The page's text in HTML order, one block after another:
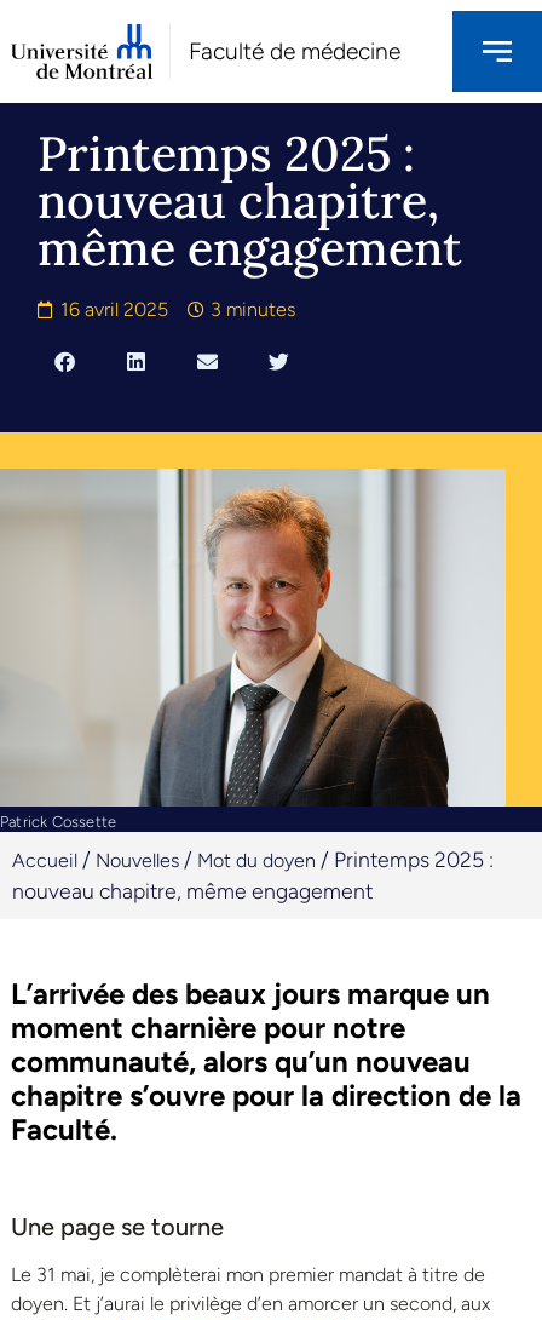
Faculté de médecine
Printemps 2025 :
nouveau chapitre,
même engagement
16 avril 2025 3 minutes
Patrick Cossette
Accueil / Nouvelles / Mot du doyen / Printemps 2025 :
nouveau chapitre, même engagement
L’arrivée des beaux jours marque un
moment charnière pour notre
communauté, alors qu’un nouveau
chapitre s’ouvre pour la direction de la
Faculté.
Une page se tourne
Le 31 mai, je complèterai mon premier mandat à titre de
doyen. Et j’aurai le privilège d’en amorcer un second, aux